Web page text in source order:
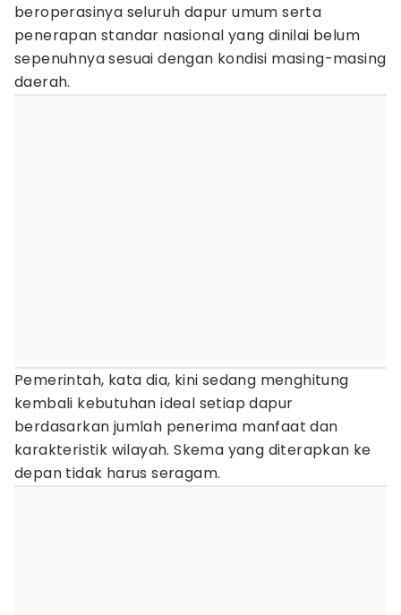
beroperasinya seluruh dapur umum serta
penerapan standar nasional yang dinilai belum
sepenuhnya sesuai dengan kondisi masing-masing
daerah.
Pemerintah, kata dia, kini sedang menghitung
kembali kebutuhan ideal setiap dapur
berdasarkan jumlah penerima manfaat dan
karakteristik wilayah. Skema yang diterapkan ke
depan tidak harus seragam.